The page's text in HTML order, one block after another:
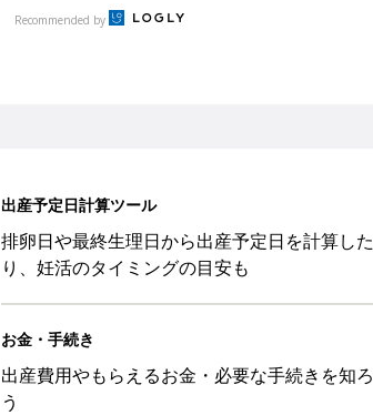
Recommended by
出産予定日計算ツール
排卵日や最終生理日から出産予定日を計算した
り、妊活のタイミングの目安も
お金・手続き
出産費用やもらえるお金・必要な手続きを知ろ
う